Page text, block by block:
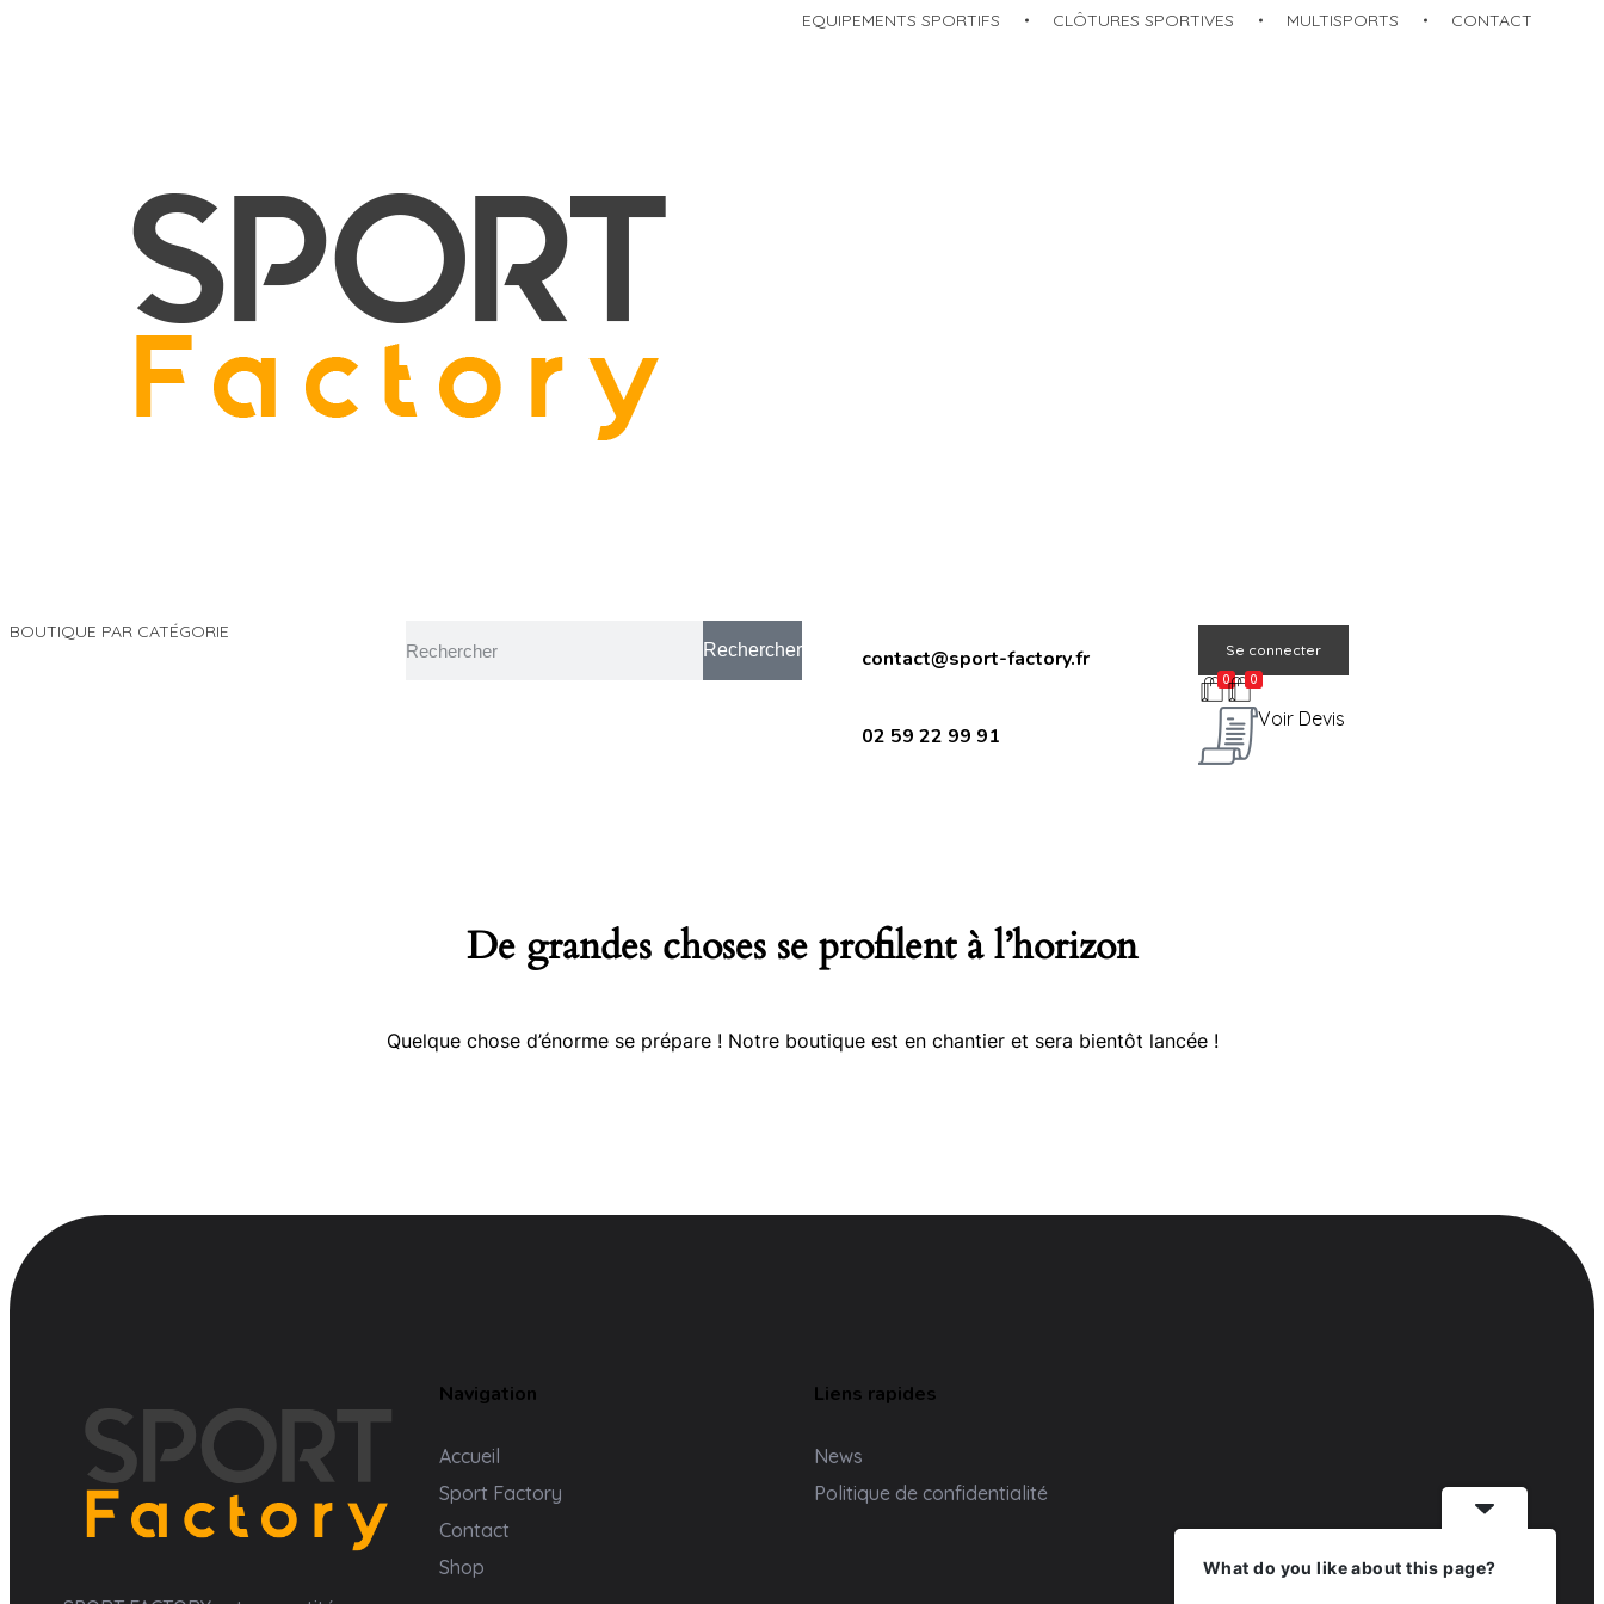
EQUIPEMENTS SPORTIFS​ CLÔTURES SPORTIVES MULTISPORTS​ CONTACT
BOUTIQUE PAR CATÉGORIE
Rechercher contact@sport-factory.fr
02 59 22 99 91
Se connecter
0 0
Voir Devis
De grandes choses se profilent à l’horizon
Quelque chose d’énorme se prépare ! Notre boutique est en chantier et sera bientôt lancée !
Navigation
Accueil
Sport Factory
Contact
Shop
Liens rapides
News
Politique de confidentialité
What do you like about this page?